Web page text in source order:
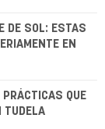
DE SOL: ESTAS
EN
PRÁCTICAS QUE
TUDELA